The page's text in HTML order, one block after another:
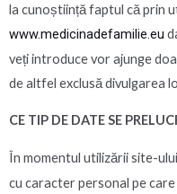
la cunoștiință faptul că prin
www.medicinadefamilie.eu
veți introduce vor ajunge
de altfel exclusă divulgarea
CE TIP DE DATE SE
În momentul utilizării site-ului
cu caracter personal pe